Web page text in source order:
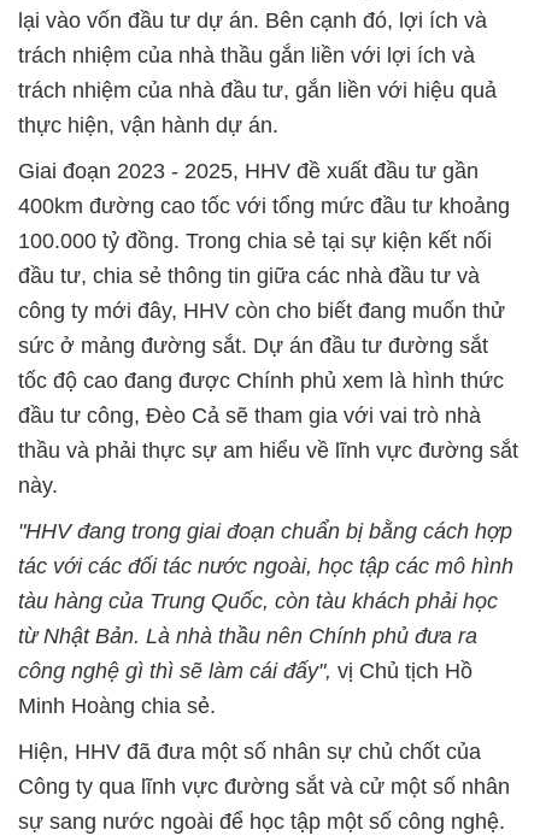
lại vào vốn đầu tư dự án. Bên cạnh đó, lợi ích và
trách nhiệm của nhà thầu gắn liền với lợi ích và
trách nhiệm của nhà đầu tư, gắn liền với hiệu quả
thực hiện, vận hành dự án.
Giai đoạn 2023 - 2025, HHV đề xuất đầu tư gần
400km đường cao tốc với tổng mức đầu tư khoảng
100.000 tỷ đồng. Trong chia sẻ tại sự kiện kết nối
đầu tư, chia sẻ thông tin giữa các nhà đầu tư và
công ty mới đây, HHV còn cho biết đang muốn thử
sức ở mảng đường sắt. Dự án đầu tư đường sắt
tốc độ cao đang được Chính phủ xem là hình thức
đầu tư công, Đèo Cả sẽ tham gia với vai trò nhà
thầu và phải thực sự am hiểu về lĩnh vực đường sắt
này.
"HHV đang trong giai đoạn chuẩn bị bằng cách hợp
tác với các đối tác nước ngoài, học tập các mô hình
tàu hàng của Trung Quốc, còn tàu khách phải học
từ Nhật Bản. Là nhà thầu nên Chính phủ đưa ra
công nghệ gì thì sẽ làm cái đấy", vị Chủ tịch Hồ
Minh Hoàng chia sẻ.
Hiện, HHV đã đưa một số nhân sự chủ chốt của
Công ty qua lĩnh vực đường sắt và cử một số nhân
sự sang nước ngoài để học tập một số công nghệ.